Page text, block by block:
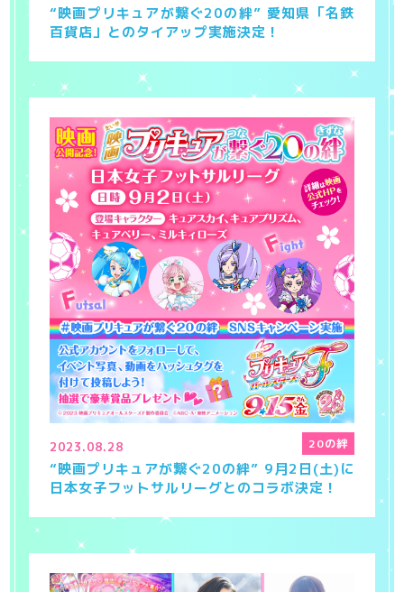
“映画プリキュアが繋ぐ20の絆” 愛知県「名鉄
百貨店」とのタイアップ実施決定！
2023.08.28 20の絆
“映画プリキュアが繋ぐ20の絆” 9月2日(土)に
日本女子フットサルリーグとのコラボ決定！